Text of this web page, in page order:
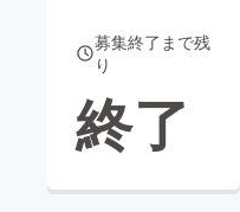
募集終了まで残
り
終了